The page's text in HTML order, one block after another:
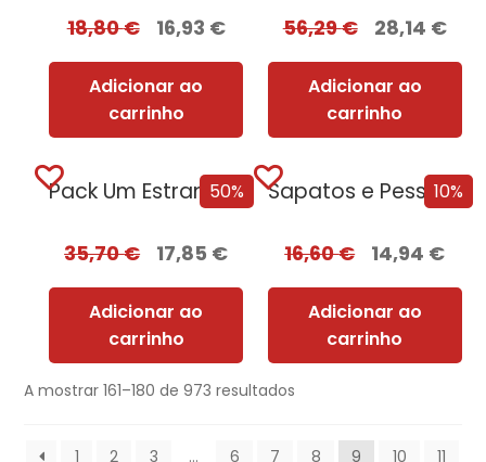
18,80€ 16,93 €
Adicionar ao
carrinho
56,29€ 28,14 €
Adicionar ao
carrinho
50%
Pack Um Estranho Numa Terra Estranha
35,70€ 17,85 €
Adicionar ao
carrinho
10%
Sapatos e Pessoas se não te servem,...
16,60€ 14,94 €
Adicionar ao
carrinho
A mostrar 161–180 de 973 resultados
1 2 3 … 6 7 8 9 10
11